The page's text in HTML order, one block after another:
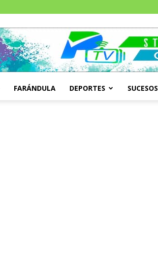
FARÁNDULA DEPORTES SUCESOS